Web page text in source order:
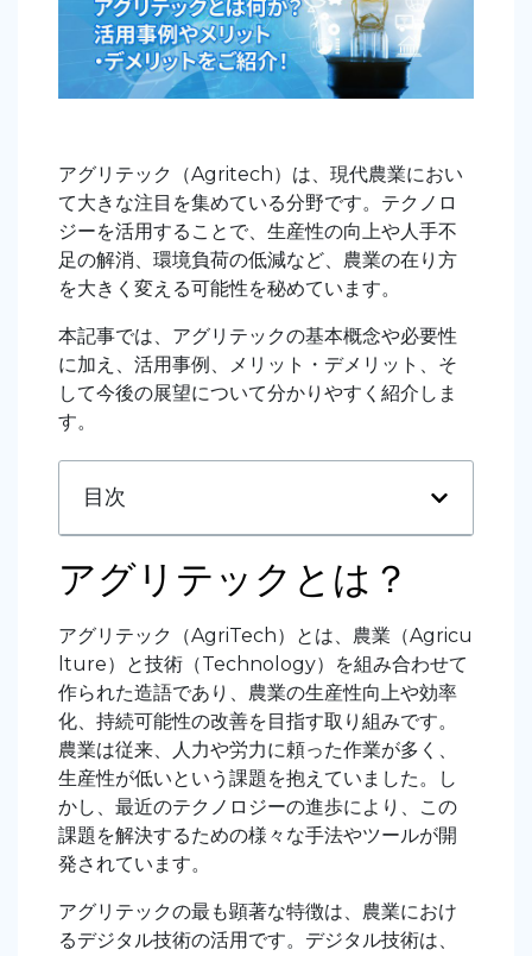
アグリテック（Agritech）は、現代農業におい
て大きな注目を集めている分野です。テクノロ
ジーを活用することで、生産性の向上や人手不
足の解消、環境負荷の低減など、農業の在り方
を大きく変える可能性を秘めています。
本記事では、アグリテックの基本概念や必要性
に加え、活用事例、メリット・デメリット、そ
して今後の展望について分かりやすく紹介しま
す。
目次
アグリテックとは？
アグリテック（AgriTech）とは、農業（Agricu
lture）と技術（Technology）を組み合わせて
作られた造語であり、農業の生産性向上や効率
化、持続可能性の改善を目指す取り組みです。
農業は従来、人力や労力に頼った作業が多く、
生産性が低いという課題を抱えていました。し
かし、最近のテクノロジーの進歩により、この
課題を解決するための様々な手法やツールが開
発されています。
アグリテックの最も顕著な特徴は、農業におけ
るデジタル技術の活用です。デジタル技術は、